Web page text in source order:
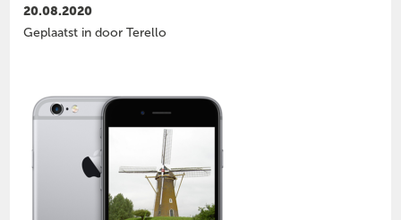
20.08.2020
Geplaatst in door Terello